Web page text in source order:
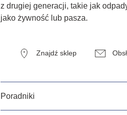
z drugiej generacji, takie jak
jako żywność lub pasza.
Znajdź sklep
Poradniki